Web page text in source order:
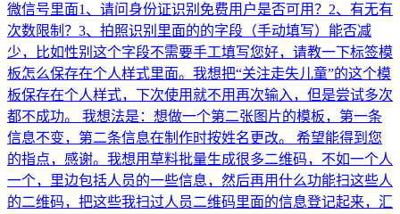
微信号里面1、请问身份证识别免费用户是否可用？2、有无有
次数限制？3、拍照识别里面的的字段（手动填写）能否减
少，比如性别这个字段不需要手工填写您好，请教一下标签模
板怎么保存在个人样式里面。我想把“关注走失儿童”的这个模
板保存在个人样式，下次使用就不用再次输入，但是尝试多次
都不成功。 我想法是：想做一个第二张图片的模板，第一条
信息不变，第二条信息在制作时按姓名更改。 希望能得到您
的指点，感谢。 我想用草料批量生成很多二维码，不如一个人
一个，里边包括人员的一些信息，然后再用什么功能扫这些人
的二维码，把这些我扫过人员二维码里面的信息登记起来，汇